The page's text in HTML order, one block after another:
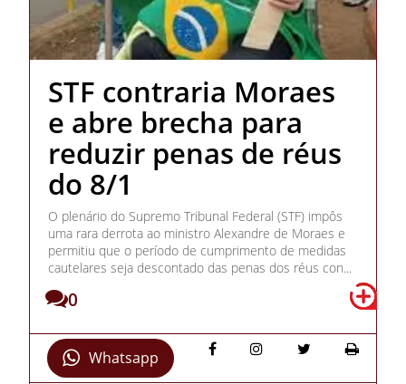
STF contraria Moraes
e abre brecha para
reduzir penas de réus
do 8/1
O plenário do Supremo Tribunal Federal (STF) impôs
uma rara derrota ao ministro Alexandre de Moraes e
permitiu que o período de cumprimento de medidas
cautelares seja descontado das penas dos réus con...
0
Whatsapp